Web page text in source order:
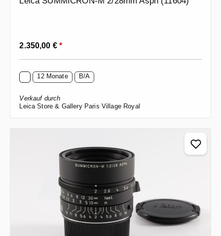
Regulärer Preis:
2.350,00 €*
12 Monate B/A
Verkauf durch
Leica Store & Gallery Paris Village Royal